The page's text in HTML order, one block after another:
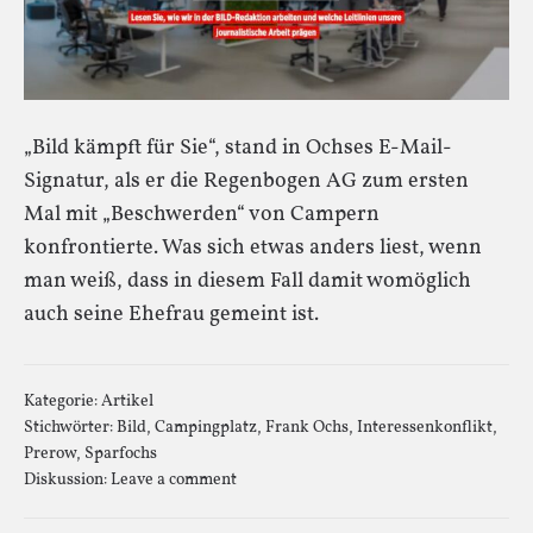
„Bild kämpft für Sie“, stand in Ochses E-Mail-
Signatur, als er die Regenbogen AG zum ersten
Mal mit „Beschwerden“ von Campern
konfrontierte. Was sich etwas anders liest, wenn
man weiß, dass in diesem Fall damit womöglich
auch seine Ehefrau gemeint ist.
Kategorie:Artikel
Stichwörter:Bild, Campingplatz, Frank Ochs, Interessenkonflikt,
Prerow, Sparfochs
Diskussion:Leave a comment